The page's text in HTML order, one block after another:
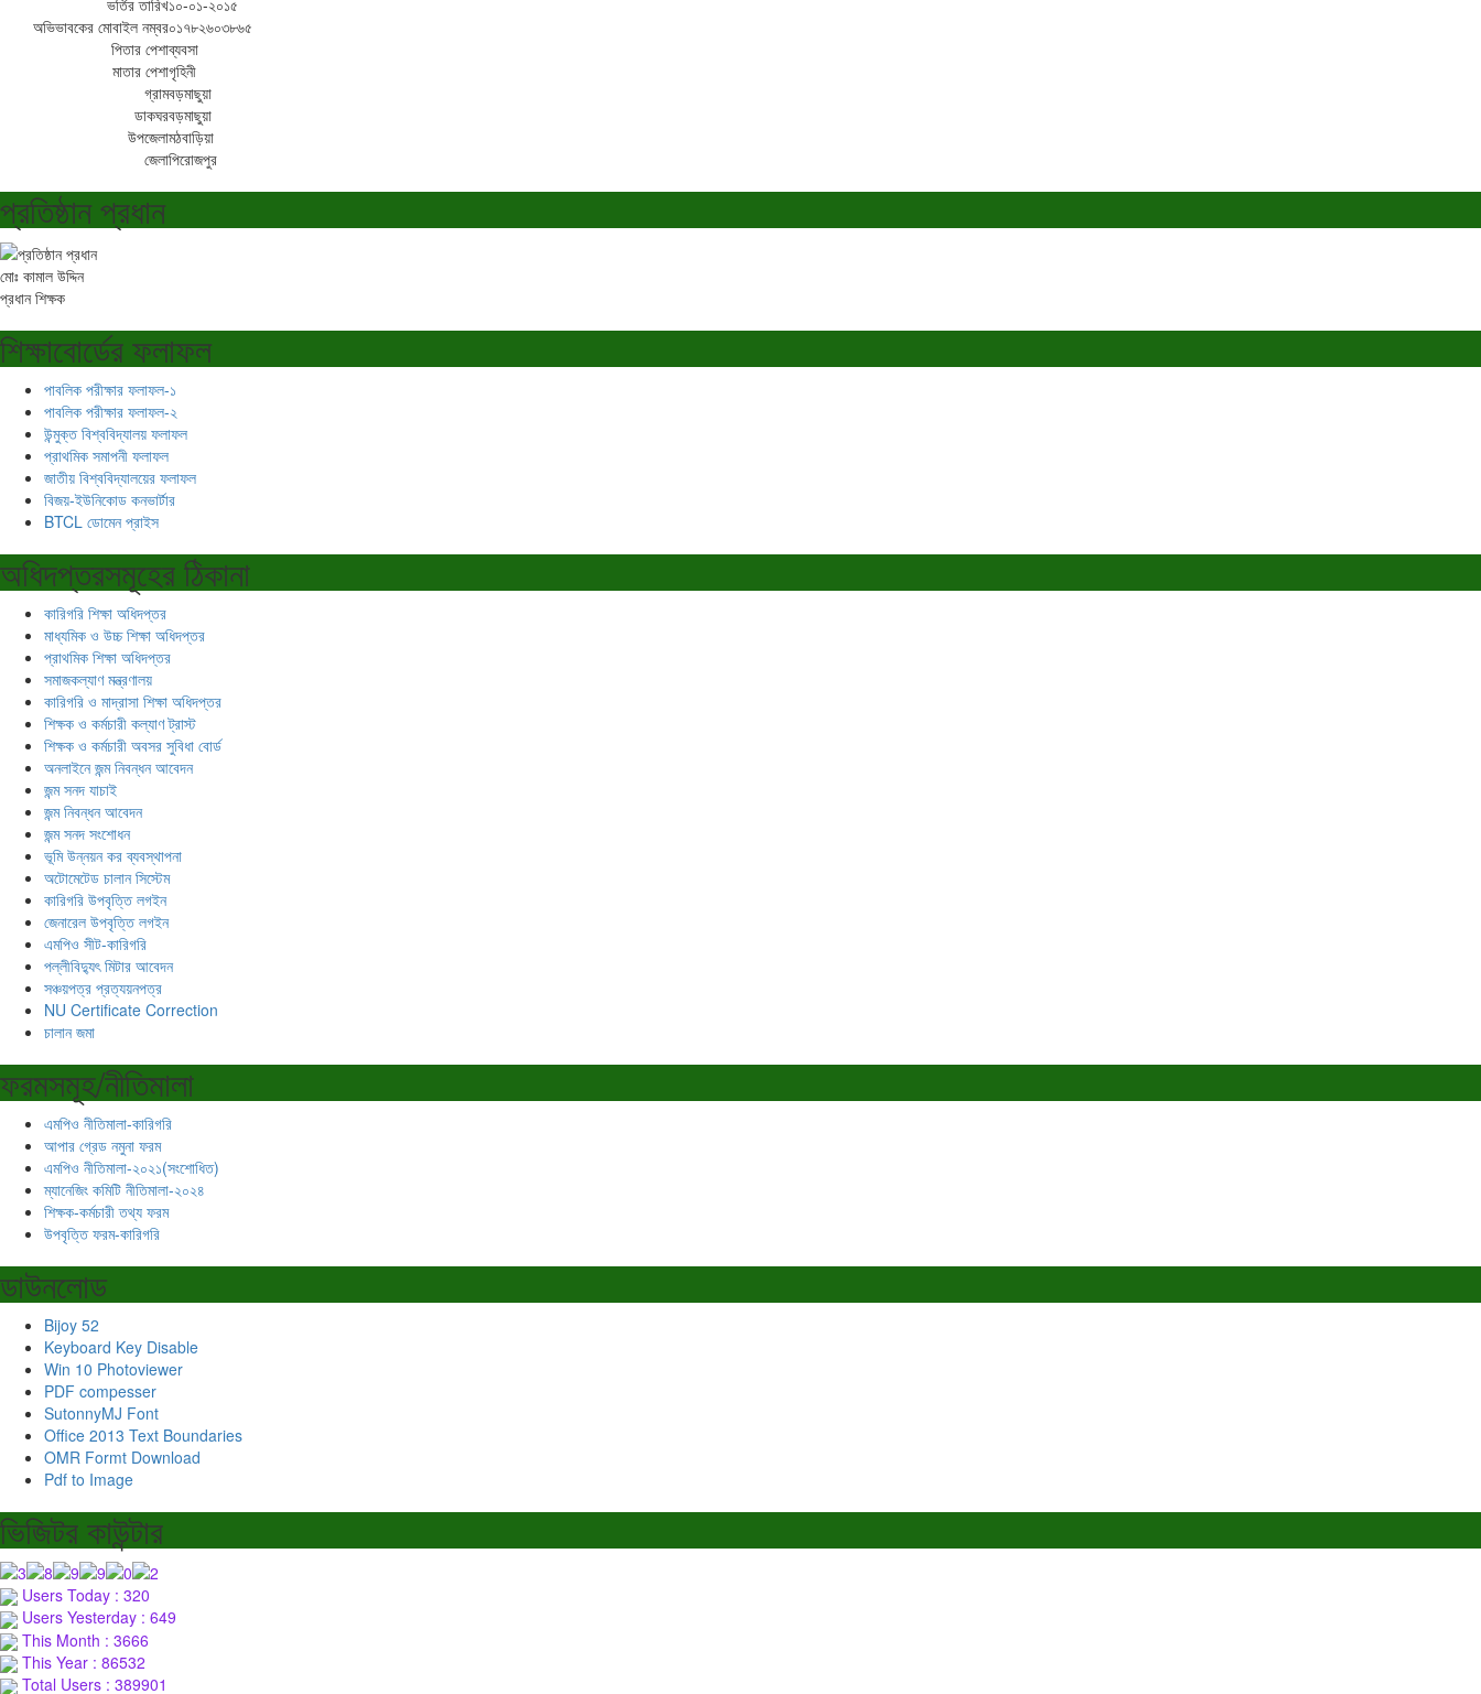
ভর্তির তারিখ১০-০১-২০১৫
অভিভাবকের মোবাইল নম্বর০১৭৮২৬০৩৮৬৫
পিতার পেশাব্যবসা
মাতার পেশাগৃহিনী
গ্রামবড়মাছুয়া
ডাকঘরবড়মাছুয়া
উপজেলামঠবাড়িয়া
জেলাপিরোজপুর
প্রতিষ্ঠান প্রধান
মোঃ কামাল উদ্দিন
প্রধান শিক্ষক
শিক্ষাবোর্ডের ফলাফল
পাবলিক পরীক্ষার ফলাফল-১
পাবলিক পরীক্ষার ফলাফল-২
উন্মুক্ত বিশ্ববিদ্যালয় ফলাফল
প্রাথমিক সমাপনী ফলাফল
জাতীয় বিশ্ববিদ্যালয়ের ফলাফল
বিজয়-ইউনিকোড কনভার্টার
BTCL ডোমেন প্রাইস
অধিদপ্তরসমূহের ঠিকানা
কারিগরি শিক্ষা অধিদপ্তর
মাধ্যমিক ও উচ্চ শিক্ষা অধিদপ্তর
প্রাথমিক শিক্ষা অধিদপ্তর
সমাজকল্যাণ মন্ত্রণালয়
কারিগরি ও মাদ্রাসা শিক্ষা অধিদপ্তর
শিক্ষক ও কর্মচারী কল্যাণ ট্রাস্ট
শিক্ষক ও কর্মচারী অবসর সুবিধা বোর্ড
অনলাইনে জন্ম নিবন্ধন আবেদন
জন্ম সনদ যাচাই
জন্ম নিবন্ধন আবেদন
জন্ম সনদ সংশোধন
ভূমি উন্নয়ন কর ব্যবস্থাপনা
অটোমেটেড চালান সিস্টেম
কারিগরি উপবৃত্তি লগইন
জেনারেল উপবৃত্তি লগইন
এমপিও সীট-কারিগরি
পল্লীবিদ্যুৎ মিটার আবেদন
সঞ্চয়পত্র প্রত্যয়নপত্র
NU Certificate Correction
চালান জমা
ফরমসমূহ/নীতিমালা
এমপিও নীতিমালা-কারিগরি
আপার গ্রেড নমুনা ফরম
এমপিও নীতিমালা-২০২১(সংশোধিত)
ম্যানেজিং কমিটি নীতিমালা-২০২৪
শিক্ষক-কর্মচারী তথ্য ফরম
উপবৃত্তি ফরম-কারিগরি
ডাউনলোড
Bijoy 52
Keyboard Key Disable
Win 10 Photoviewer
PDF compesser
SutonnyMJ Font
Office 2013 Text Boundaries
OMR Formt Download
Pdf to Image
ভিজিটর কাউন্টার
Users Today : 320
Users Yesterday : 649
This Month : 3666
This Year : 86532
Total Users : 389901